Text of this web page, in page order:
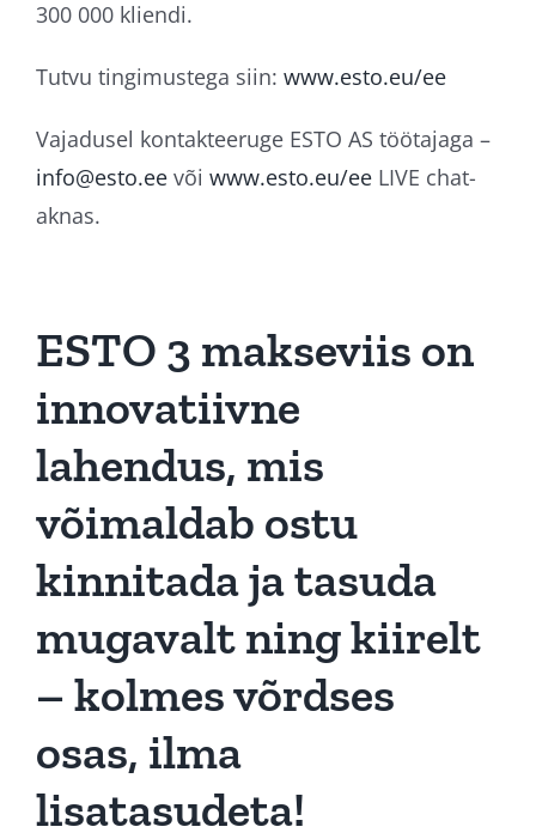
300 000 kliendi.
Tutvu tingimustega siin: www.esto.eu/ee
Vajadusel kontakteeruge ESTO AS töötajaga –
info@esto.ee või www.esto.eu/ee LIVE chat-
aknas.
ESTO 3 makseviis on
innovatiivne
lahendus, mis
võimaldab ostu
kinnitada ja tasuda
mugavalt ning kiirelt
– kolmes võrdses
osas, ilma
lisatasudeta!